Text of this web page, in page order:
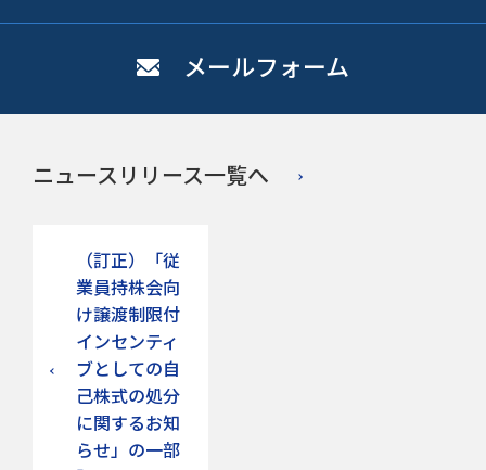
メールフォーム
ニュースリリース一覧へ
（訂正）「従
業員持株会向
け譲渡制限付
インセンティ
ブとしての自
己株式の処分
に関するお知
らせ」の一部